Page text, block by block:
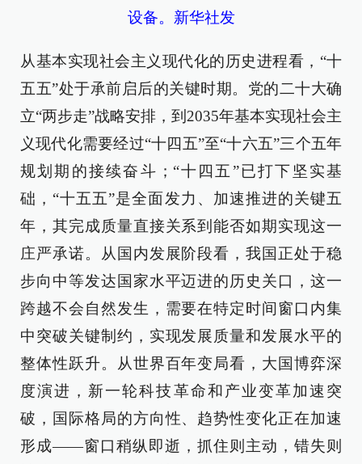
设备。新华社发
从基本实现社会主义现代化的历史进程看，“十
五五”处于承前启后的关键时期。党的二十大确
立“两步走”战略安排，到2035年基本实现社会主
义现代化需要经过“十四五”至“十六五”三个五年
规划期的接续奋斗；“十四五”已打下坚实基
础，“十五五”是全面发力、加速推进的关键五
年，其完成质量直接关系到能否如期实现这一
庄严承诺。从国内发展阶段看，我国正处于稳
步向中等发达国家水平迈进的历史关口，这一
跨越不会自然发生，需要在特定时间窗口内集
中突破关键制约，实现发展质量和发展水平的
整体性跃升。从世界百年变局看，大国博弈深
度演进，新一轮科技革命和产业变革加速突
破，国际格局的方向性、趋势性变化正在加速
形成——窗口稍纵即逝，抓住则主动，错失则